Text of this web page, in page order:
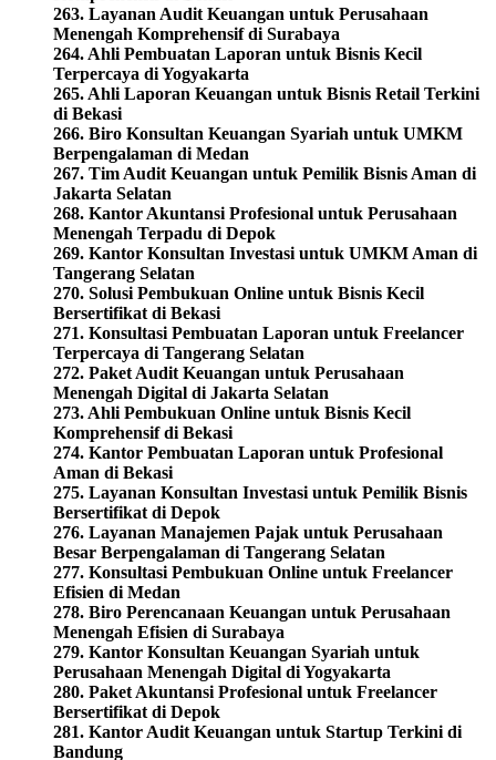
263. Layanan Audit Keuangan untuk Perusahaan
Menengah Komprehensif di Surabaya
264. Ahli Pembuatan Laporan untuk Bisnis Kecil
Terpercaya di Yogyakarta
265. Ahli Laporan Keuangan untuk Bisnis Retail Terkini
di Bekasi
266. Biro Konsultan Keuangan Syariah untuk UMKM
Berpengalaman di Medan
267. Tim Audit Keuangan untuk Pemilik Bisnis Aman di
Jakarta Selatan
268. Kantor Akuntansi Profesional untuk Perusahaan
Menengah Terpadu di Depok
269. Kantor Konsultan Investasi untuk UMKM Aman di
Tangerang Selatan
270. Solusi Pembukuan Online untuk Bisnis Kecil
Bersertifikat di Bekasi
271. Konsultasi Pembuatan Laporan untuk Freelancer
Terpercaya di Tangerang Selatan
272. Paket Audit Keuangan untuk Perusahaan
Menengah Digital di Jakarta Selatan
273. Ahli Pembukuan Online untuk Bisnis Kecil
Komprehensif di Bekasi
274. Kantor Pembuatan Laporan untuk Profesional
Aman di Bekasi
275. Layanan Konsultan Investasi untuk Pemilik Bisnis
Bersertifikat di Depok
276. Layanan Manajemen Pajak untuk Perusahaan
Besar Berpengalaman di Tangerang Selatan
277. Konsultasi Pembukuan Online untuk Freelancer
Efisien di Medan
278. Biro Perencanaan Keuangan untuk Perusahaan
Menengah Efisien di Surabaya
279. Kantor Konsultan Keuangan Syariah untuk
Perusahaan Menengah Digital di Yogyakarta
280. Paket Akuntansi Profesional untuk Freelancer
Bersertifikat di Depok
281. Kantor Audit Keuangan untuk Startup Terkini di
Bandung